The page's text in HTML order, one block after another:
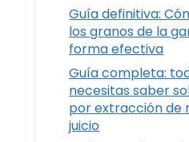
Guía definitiva:
los granos de la
forma efectiva
Guía completa:
necesitas saber
por extracción de
juicio